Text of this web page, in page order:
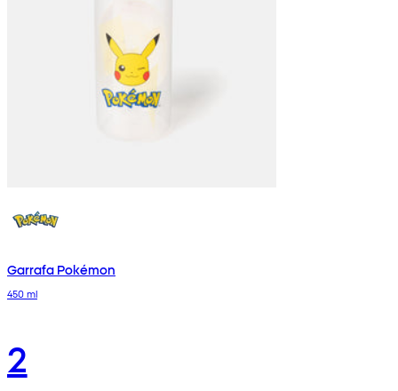
Garrafa Pokémon
450 ml
2